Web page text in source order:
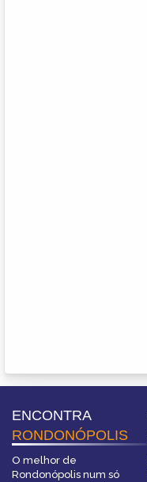
ENCONTRA
RONDONÓPOLIS
O melhor de
Rondonópolis num só